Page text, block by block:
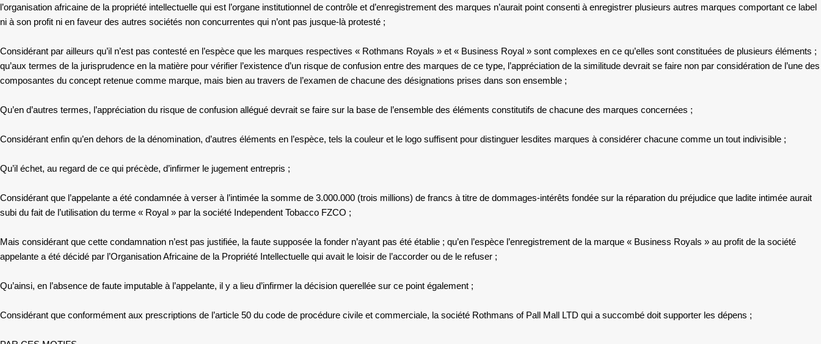
l’organisation africaine de la propriété intellectuelle qui est l’organe institutionnel de contrôle et d’enregistrement des marques n’aurait point consenti à enregistrer plusieurs autres marques comportant ce label
ni à son profit ni en faveur des autres sociétés non concurrentes qui n’ont pas jusque-là protesté ;
Considérant par ailleurs qu’il n’est pas contesté en l’espèce que les marques respectives « Rothmans Royals » et « Business Royal » sont complexes en ce qu’elles sont constituées de plusieurs éléments ;
qu’aux termes de la jurisprudence en la matière pour vérifier l’existence d’un risque de confusion entre des marques de ce type, l’appréciation de la similitude devrait se faire non par considération de l’une des
composantes du concept retenue comme marque, mais bien au travers de l’examen de chacune des désignations prises dans son ensemble ;
Qu’en d’autres termes, l’appréciation du risque de confusion allégué devrait se faire sur la base de l’ensemble des éléments constitutifs de chacune des marques concernées ;
Considérant enfin qu’en dehors de la dénomination, d’autres éléments en l’espèce, tels la couleur et le logo suffisent pour distinguer lesdites marques à considérer chacune comme un tout indivisible ;
Qu’il échet, au regard de ce qui précède, d’infirmer le jugement entrepris ;
Considérant que l’appelante a été condamnée à verser à l’intimée la somme de 3.000.000 (trois millions) de francs à titre de dommages-intérêts fondée sur la réparation du préjudice que ladite intimée aurait
subi du fait de l’utilisation du terme « Royal » par la société Independent Tobacco FZCO ;
Mais considérant que cette condamnation n’est pas justifiée, la faute supposée la fonder n’ayant pas été établie ; qu’en l’espèce l’enregistrement de la marque « Business Royals » au profit de la société
appelante a été décidé par l’Organisation Africaine de la Propriété Intellectuelle qui avait le loisir de l’accorder ou de le refuser ;
Qu’ainsi, en l’absence de faute imputable à l’appelante, il y a lieu d’infirmer la décision querellée sur ce point également ;
Considérant que conformément aux prescriptions de l’article 50 du code de procédure civile et commerciale, la société Rothmans of Pall Mall LTD qui a succombé doit supporter les dépens ;